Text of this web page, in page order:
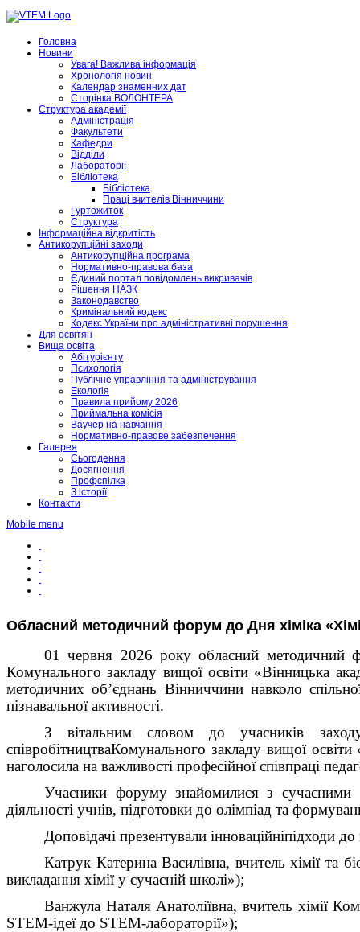
Головна
Новини
Увага! Важлива інформація
Хронологія новин
Календар знаменних дат
Сторінка ВОЛОНТЕРА
Структура академії
Адміністрація
Факультети
Кафедри
Відділи
Лабораторії
Бібліотека
Бібліотека
Праці вчителів Вінниччини
Гуртожиток
Структура
Інформаційна відкритість
Антикорупційні заходи
Антикорупційна програма
Нормативно-правова база
Єдиний портал повідомлень викривачів
Рішення НАЗК
Законодавство
Кримінальний кодекс
Кодекс України про адміністративні порушення
Для освітян
Вища освіта
Абітурієнту
Психологія
Публічне управління та адміністрування
Екологія
Правила прийому 2026
Приймальна комісія
Ваучер на навчання
Нормативно-правове забезпечення
Галерея
Сьогодення
Досягнення
Профспілка
З історії
Контакти
Mobile menu
Обласний методичний форум до Дня хіміка
01 червня 2026 року обласний методичний
Комунального закладу вищої освіти «Вінницька
методичних об’єднань Вінниччини навколо
пізнавальної активності.
З вітальним словом до учасників
співробітництваКомунального закладу вищої освіти
наголосила на важливості професійної співпраці
Учасники форуму знайомилися з сучасними
діяльності учнів, підготовки до олімпіад та
Доповідачі презентувалиінноваційніпідходи до
Катрук Катерина Василівна, вчитель хімії та
викладання хімії у сучасній школі»);
Ванжула Наталя Анатоліївна, вчитель хімії
STEM-ідеї до STEM-лабораторії»);